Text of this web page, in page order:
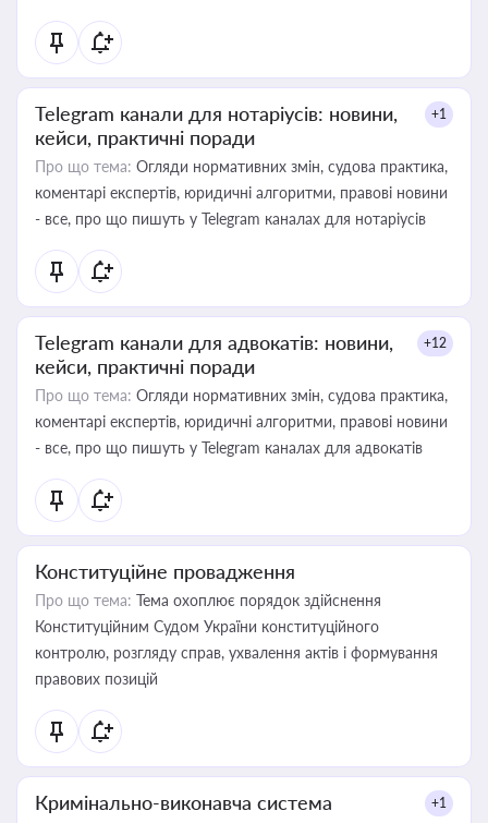
Telegram канали для нотаріусів: новини,
кейси, практичні поради
+1
Про що тема: Огляди нормативних змін, судова практика,
коментарі експертів, юридичні алгоритми, правові новини
- все, про що пишуть у Telegram каналах для нотаріусів
Telegram канали для адвокатів: новини,
кейси, практичні поради
+12
Про що тема: Огляди нормативних змін, судова практика,
коментарі експертів, юридичні алгоритми, правові новини
- все, про що пишуть у Telegram каналах для адвокатів
Конституційне провадження
Про що тема: Тема охоплює порядок здійснення
Конституційним Судом України конституційного
контролю, розгляду справ, ухвалення актів і формування
правових позицій
Кримінально-виконавча система +1